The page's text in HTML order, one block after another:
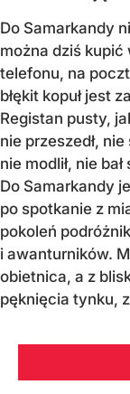
Do Samarkandy
można dziś kupić
telefonu, na
błękit kopuł jest
Registan pusty,
nie przeszedł,
nie modlił, nie
Do Samarkandy
po spotkanie z
pokoleń
i awanturników.
obietnica, a z
pęknięcia tynku,